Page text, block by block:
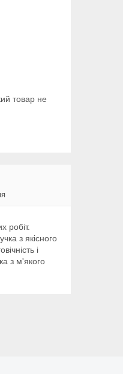
товар не
робіт.
з якісного
і
з м'якого